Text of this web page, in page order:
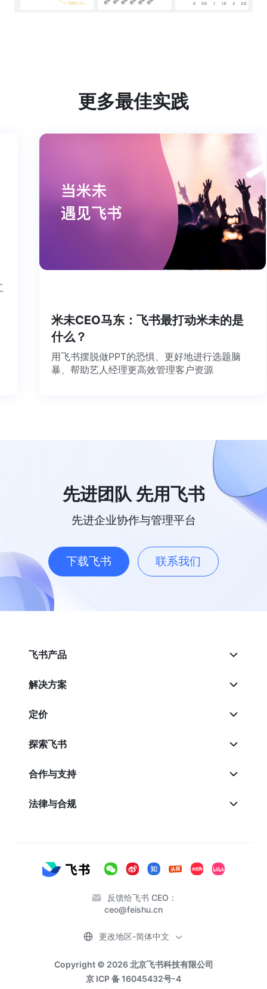
更多最佳实践
米未CEO马东：飞书最打动米未的是
什么？
用飞书摆脱做PPT的恐惧、更好地进行选题脑
暴、帮助艺人经理更高效管理客户资源
先进团队 先用飞书
先进企业协作与管理平台
下载飞书 联系我们
飞书产品
解决方案
定价
探索飞书
合作与支持
法律与合规
反馈给飞书 CEO：
ceo@feishu.cn
Copyright © 2026 北京飞书科技有限公司
京 ICP 备 16045432号-4
更改地区-简体中文